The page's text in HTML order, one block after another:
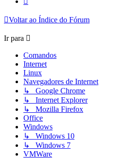
Voltar ao Índice do Fórum
Ir para
Comandos
Internet
Linux
Navegadores de Internet
↳ Google Chrome
↳ Internet Explorer
↳ Mozilla Firefox
Office
Windows
↳ Windows 10
↳ Windows 7
VMWare